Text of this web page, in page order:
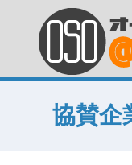
協賛企